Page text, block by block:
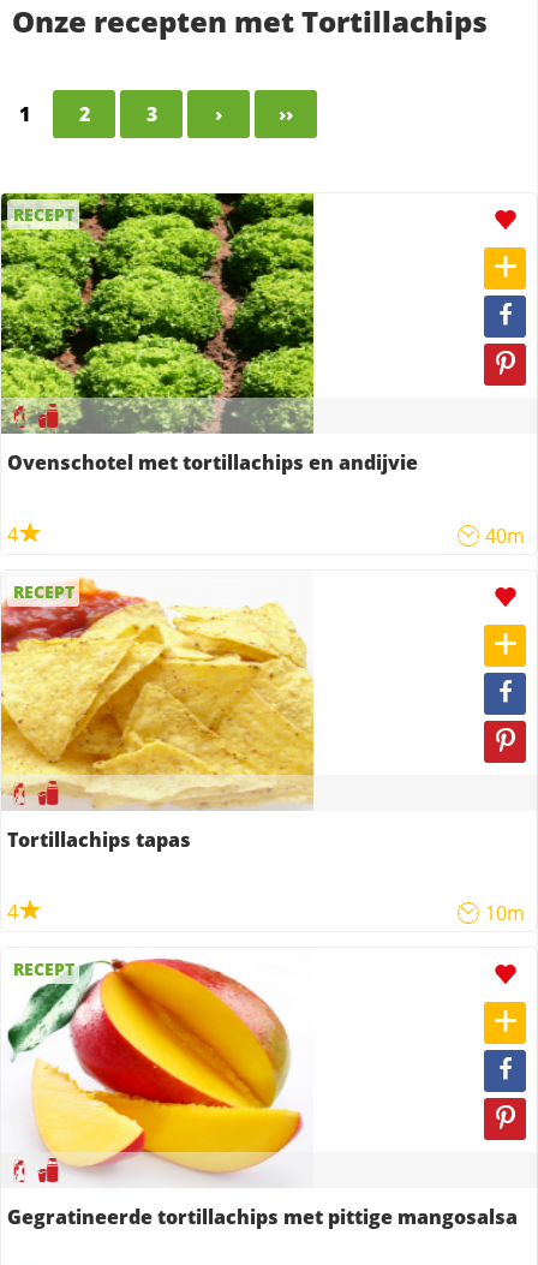
Onze recepten met Tortillachips
1 2 3 › ››
RECEPT
Ovenschotel met tortillachips en andijvie
4 40m
RECEPT
Tortillachips tapas
4 10m
RECEPT
Gegratineerde tortillachips met pittige mangosalsa